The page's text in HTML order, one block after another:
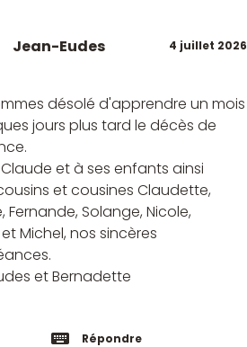
4 juillet 2026
Jean-Eudes
désolé d'apprendre un mois
jours plus tard le décès de
et à ses enfants ainsi
et cousines Claudette,
Fernande, Solange, Nicole,
Michel, nos sincères
et Bernadette
Répondre